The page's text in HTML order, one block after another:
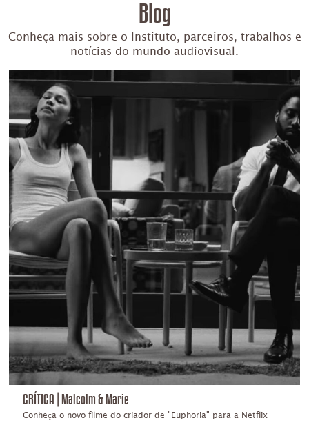
Blog
Conheça mais sobre o Instituto, parceiros, trabalhos e
notícias do mundo audiovisual.
CRÍTICA | Malcolm & Marie
Conheça o novo filme do criador de "Euphoria" para a Netflix